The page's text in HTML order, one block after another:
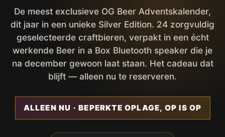
De meest exclusieve OG Beer Adventskalender,
dit jaar in een unieke Silver Edition. 24 zorgvuldig
geselecteerde craftbieren, verpakt in een écht
werkende Beer in a Box Bluetooth speaker die je
na december gewoon laat staan. Het cadeau dat
blijft — alleen nu te reserveren.
ALLEEN NU · BEPERKTE OPLAGE, OP IS OP